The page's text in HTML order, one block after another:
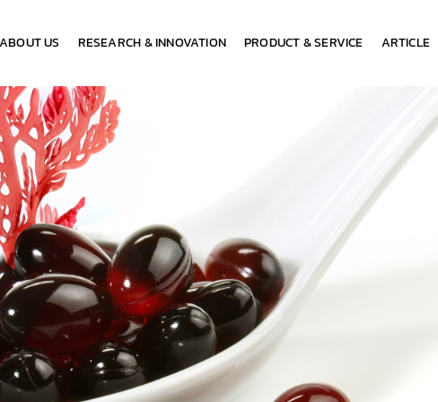
ABOUT US RESEARCH & INNOVATION PRODUCT & SERVICE ARTICLE